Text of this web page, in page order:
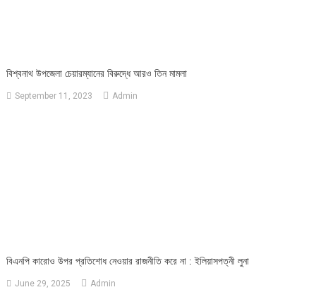
বিশ্বনাথ উপজেলা চেয়ারম্যানের বিরুদ্ধে আরও তিন মামলা
September 11, 2023 Admin
বিএনপি কারোও উপর প্রতিশোধ নেওয়ার রাজনীতি করে না : ইলিয়াসপত্নী লুনা
June 29, 2025 Admin